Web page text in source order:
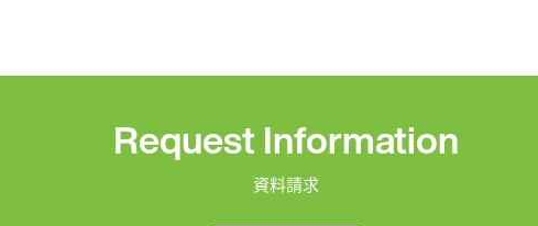
Request Information
資料請求